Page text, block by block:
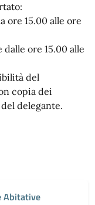
ore 15.00 alle ore
dalle ore 15.00 alle
del
copia dei
delegante.
Abitative